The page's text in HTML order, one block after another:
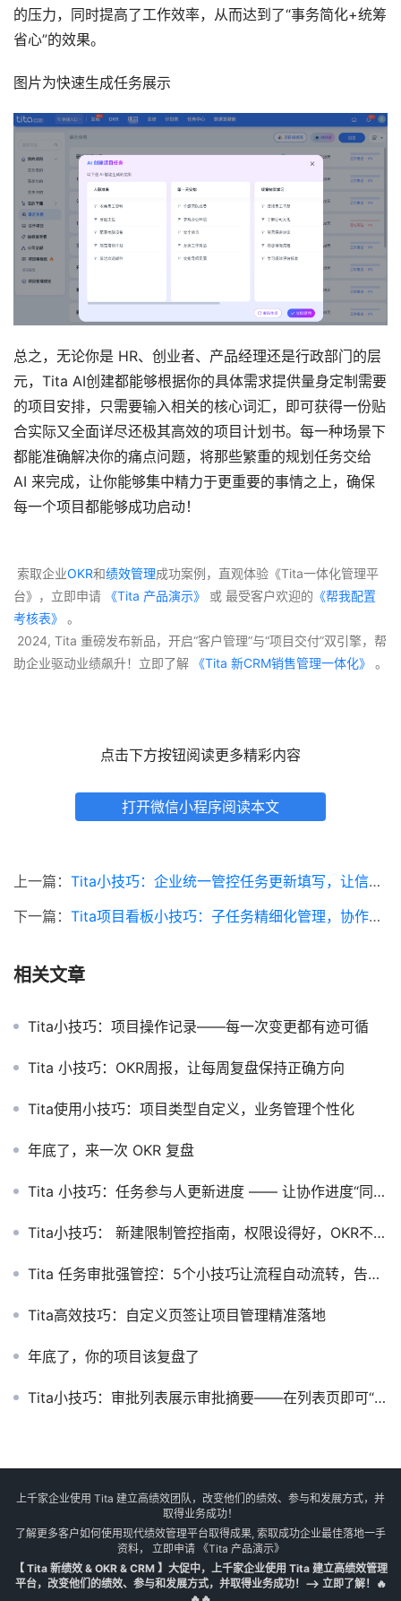
的压力，同时提高了工作效率，从而达到了“事务简化+统筹
省心”的效果。
图片为快速生成任务展示
总之，无论你是 HR、创业者、产品经理还是行政部门的层
元，Tita AI创建都能够根据你的具体需求提供量身定制需要
的项目安排，只需要输入相关的核心词汇，即可获得一份贴
合实际又全面详尽还极其高效的项目计划书。每一种场景下
都能准确解决你的痛点问题，将那些繁重的规划任务交给
AI 来完成，让你能够集中精力于更重要的事情之上，确保
每一个项目都能够成功启动！
索取企业OKR和绩效管理成功案例，直观体验《Tita一体化管理平
台》，立即申请 《Tita 产品演示》 或 最受客户欢迎的 《帮我配置
考核表》
。
助企业驱动业绩飙升！立即了解 《Tita 新CRM销售管理一体化》 。
点击下方按钮阅读更多精彩内容
打开微信小程序阅读本文
上一篇： Tita小技巧：企业统一管控任务更新填写，让信息填写不缺位！
下一篇： Tita项目看板小技巧：子任务精细化管理，协作效率翻倍
相关文章
Tita小技巧：项目操作记录——每一次变更都有迹可循
Tita 小技巧：OKR周报，让每周复盘保持正确方向
Tita使用小技巧：项目类型自定义，业务管理个性化
年底了，来一次 OKR 复盘
Tita 小技巧：任务参与人更新进度 —— 让协作进度“同频共振”
Tita小技巧： 新建限制管控指南，权限设得好，OKR不乱套
Tita 任务审批强管控：5个小技巧让流程自动流转，告别人工催促
Tita高效技巧：自定义页签让项目管理精准落地
年底了，你的项目该复盘了
Tita小技巧：审批列表展示审批摘要——在列表页即可“心中有数”
上千家企业使用 Tita 建立高绩效团队，改变他们的绩效、参与和发展方式，并
取得业务成功！
了解更多客户如何使用现代绩效管理平台取得成果, 索取成功企业最佳落地一手
资料， 立即申请《Tita 产品演示》
【 Tita 新绩效 & OKR & CRM 】大促中，上千家企业使用 Tita 建立高绩效管理
平台，改变他们的绩效、参与和发展方式，并取得业务成功！--> 立即了解！🔥